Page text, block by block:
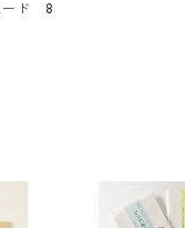
ード 8